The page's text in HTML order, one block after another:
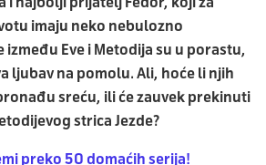
imaju neko nebulozno
između Eve i Metodija su u porastu,
ljubav na pomolu. Ali, hoće li njih
sreću, ili će zauvek prekinuti
strica Jezde?
preko 50 domaćih serija!